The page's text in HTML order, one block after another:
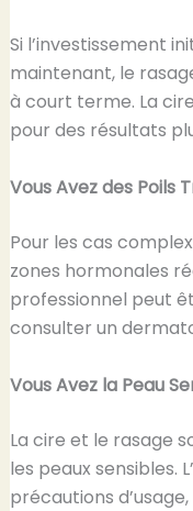
Si l’investissement
maintenant, le
à court terme. La
pour des résultats
Vous Avez des Poils
Pour les cas
zones hormonales
professionnel peut
consulter un
Vous Avez la Peau
La cire et le rasage
les peaux sensibles.
précautions